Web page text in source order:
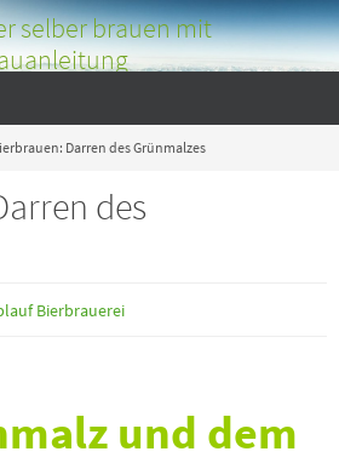
selber brauen mit
Darren des Grünmalzes
des
Bierbrauerei
und dem